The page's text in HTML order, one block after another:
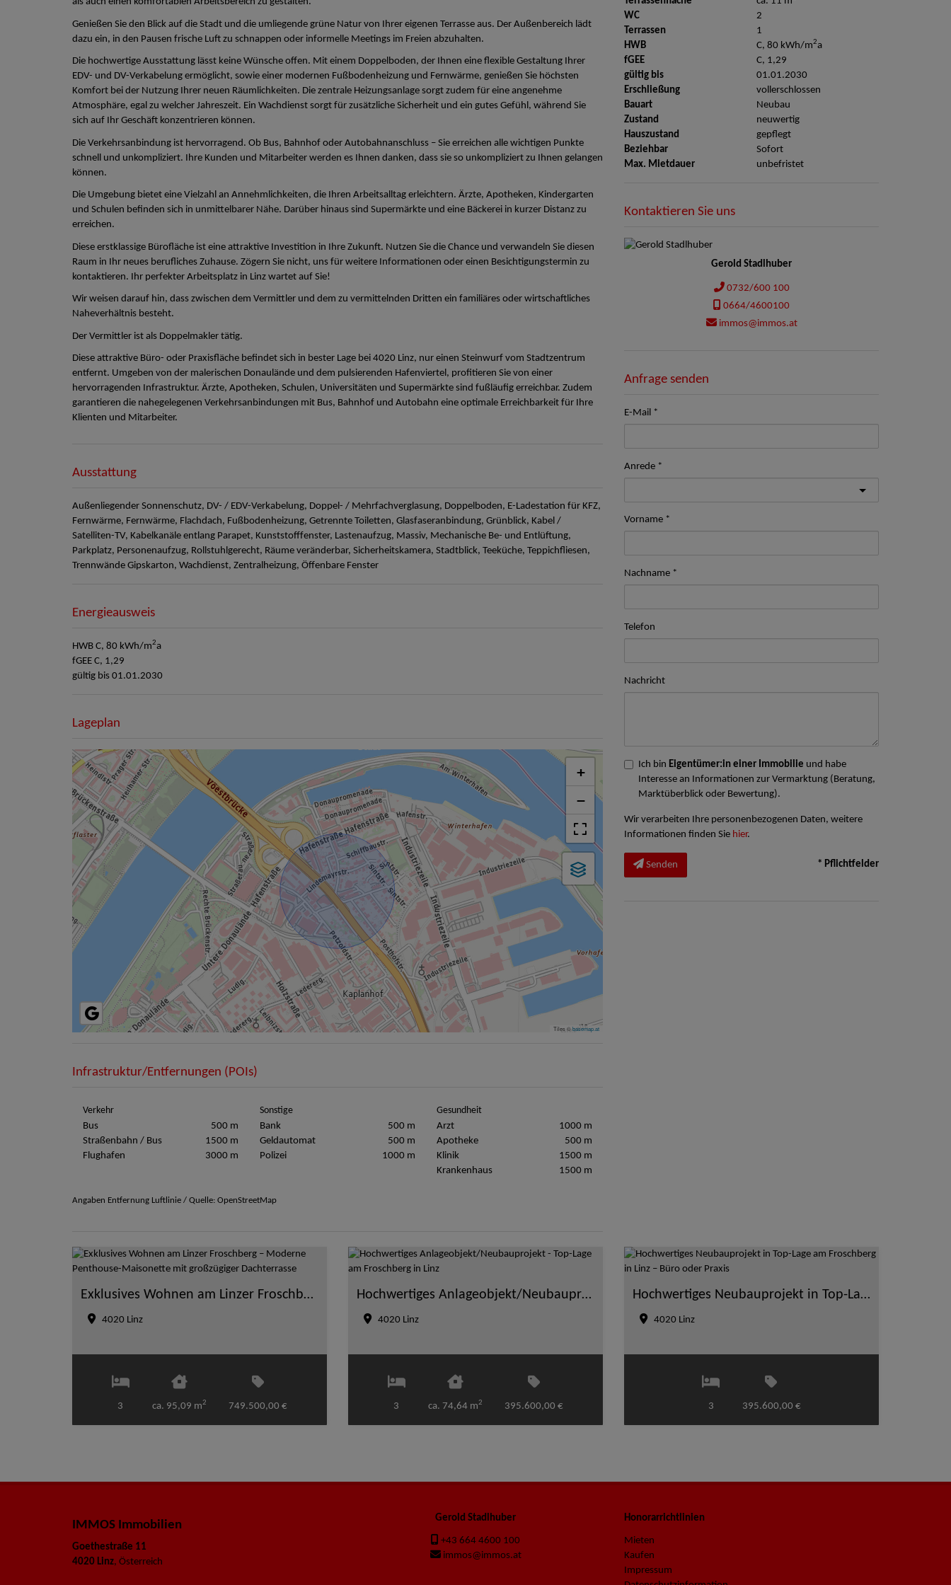
Genießen Sie den Blick auf die Stadt und die umliegende grüne Natur von Ihrer eigenen Terrasse aus. Der Außenbereich lädt
dazu ein, in den Pausen frische Luft zu schnappen oder informelle Meetings im Freien abzuhalten.
Die hochwertige Ausstattung lässt keine Wünsche offen. Mit einem Doppelboden, der Ihnen eine flexible Gestaltung Ihrer
EDV- und DV-Verkabelung ermöglicht, sowie einer modernen Fußbodenheizung und Fernwärme, genießen Sie höchsten
Komfort bei der Nutzung Ihrer neuen Räumlichkeiten. Die zentrale Heizungsanlage sorgt zudem für eine angenehme
Atmosphäre, egal zu welcher Jahreszeit. Ein Wachdienst sorgt für zusätzliche Sicherheit und ein gutes Gefühl, während Sie
sich auf Ihr Geschäft konzentrieren können.
Die Verkehrsanbindung ist hervorragend. Ob Bus, Bahnhof oder Autobahnanschluss – Sie erreichen alle wichtigen Punkte
schnell und unkompliziert. Ihre Kunden und Mitarbeiter werden es Ihnen danken, dass sie so unkompliziert zu Ihnen gelangen
können.
Die Umgebung bietet eine Vielzahl an Annehmlichkeiten, die Ihren Arbeitsalltag erleichtern. Ärzte, Apotheken, Kindergarten
und Schulen befinden sich in unmittelbarer Nähe. Darüber hinaus sind Supermärkte und eine Bäckerei in kurzer Distanz zu
erreichen.
Diese erstklassige Bürofläche ist eine attraktive Investition in Ihre Zukunft. Nutzen Sie die Chance und verwandeln Sie diesen
Raum in Ihr neues berufliches Zuhause. Zögern Sie nicht, uns für weitere Informationen oder einen Besichtigungstermin zu
kontaktieren. Ihr perfekter Arbeitsplatz in Linz wartet auf Sie!
Wir weisen darauf hin, dass zwischen dem Vermittler und dem zu vermittelnden Dritten ein familiäres oder wirtschaftliches
Naheverhältnis besteht.
Der Vermittler ist als Doppelmakler tätig.
Diese attraktive Büro- oder Praxisfläche befindet sich in bester Lage bei 4020 Linz, nur einen Steinwurf vom Stadtzentrum
entfernt. Umgeben von der malerischen Donaulände und dem pulsierenden Hafenviertel, profitieren Sie von einer
hervorragenden Infrastruktur. Ärzte, Apotheken, Schulen, Universitäten und Supermärkte sind fußläufig erreichbar. Zudem
garantieren die nahegelegenen Verkehrsanbindungen mit Bus, Bahnhof und Autobahn eine optimale Erreichbarkeit für Ihre
Klienten und Mitarbeiter.
Ausstattung
Außenliegender Sonnenschutz DV- / EDV-Verkabelung Doppel- / Mehrfachverglasung Doppelboden E-Ladestation für KFZ
Fernwärme Fernwärme Flachdach Fußbodenheizung Getrennte Toiletten Glasfaseranbindung Grünblick Kabel /
Satelliten-TV Kabelkanäle entlang Parapet Kunststofffenster Lastenaufzug Massiv Mechanische Be- und Entlüftung
Parkplatz Personenaufzug Rollstuhlgerecht Räume veränderbar Sicherheitskamera Stadtblick Teeküche Teppichfliesen
Trennwände Gipskarton Wachdienst Zentralheizung Öffenbare Fenster
Energieausweis
HWB C, 80 kWh/m2a
fGEE C, 1,29
gültig bis 01.01.2030
Lageplan
+
−
Tiles ©basemap.at
Infrastruktur/Entfernungen (POIs)
Verkehr
Bus
500 m
Straßenbahn / Bus
1500 m
Flughafen
3000 m
Sonstige
Bank
500 m
Geldautomat
500 m
Polizei
1000 m
Gesundheit
Arzt
1000 m
Apotheke
500 m
Klinik
1500 m
Krankenhaus
1500 m
Angaben Entfernung Luftlinie / Quelle: OpenStreetMap
WC
2
Terrassen
1
HWB
C, 80 kWh/m2a
fGEE
C, 1,29
gültig bis
01.01.2030
Erschließung
vollerschlossen
Bauart
Neubau
Zustand
neuwertig
Hauszustand
gepflegt
Beziehbar
Sofort
Max. Mietdauer
unbefristet
Kontaktieren Sie uns
Gerold Stadlhuber
0732/600 100
0664/4600100
immos@immos.at
Anfrage senden
E-Mail
Anrede
Vorname
Nachname
Telefon
Nachricht
Ich bin Eigentümer:in einer Immobilie und habe
Interesse an Informationen zur Vermarktung (Beratung,
Marktüberblick oder Bewertung).
Wir verarbeiten Ihre personenbezogenen Daten, weitere
Informationen finden Sie hier.
Senden * Pflichtfelder
Exklusives Wohnen am Linzer Froschberg – Moderne Penthouse-Maisonette mit großzügiger Dachterrasse
4020 Linz
3 ca. 95,09 m2 749.500,00 €
Hochwertiges Anlageobjekt/Neubauprojekt - Top-Lage am Froschberg in Linz
4020 Linz
3 ca. 74,64 m2 395.600,00 €
Hochwertiges Neubauprojekt in Top-Lage am Froschberg in Linz – Büro oder Praxis
4020 Linz
3 395.600,00 €
IMMOS Immobilien
Goethestraße 11
4020 Linz, Österreich
Gerold Stadlhuber
+43 664 4600 100
immos@immos.at
Honorarrichtlinien
Mieten
Kaufen
Impressum